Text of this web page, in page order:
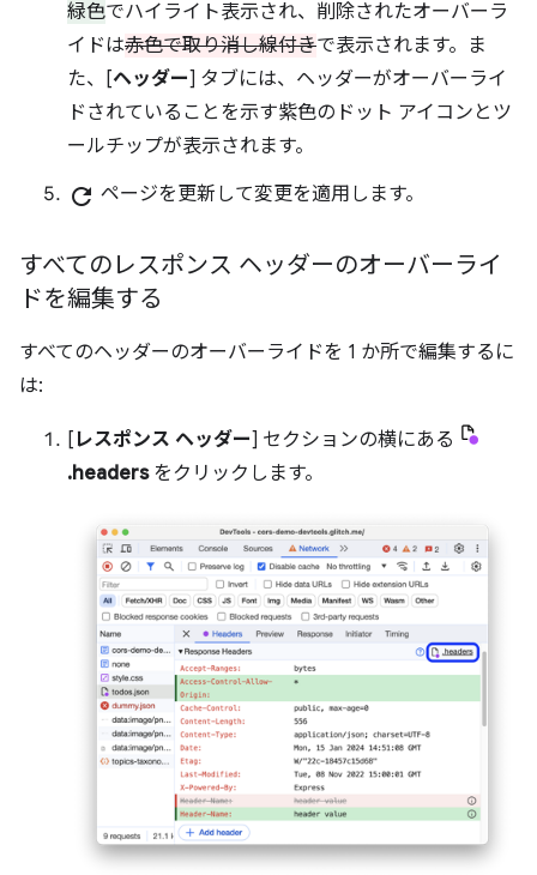
緑色でハイライト表示され、削除されたオーバーラ
イドは赤色で取り消し線付きで表示されます。ま
た、[ヘッダー] タブには、ヘッダーがオーバーライ
ドされていることを示す紫色のドット アイコンとツ
ールチップが表示されます。
refresh ページを更新して変更を適用します。
すべてのレスポンス ヘッダーのオーバーライ
ドを編集する
すべてのヘッダーのオーバーライドを 1 か所で編集するに
は:
[ レスポンス ヘッダー] セクションの横にある
.headersをクリックします。